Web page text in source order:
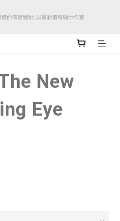
而有所變動, 以最新價格顯示作實
送, 所有快件自取訊息通知將全部改為透過官
New
Eye